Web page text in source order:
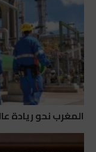
المغرب نحو ريادة